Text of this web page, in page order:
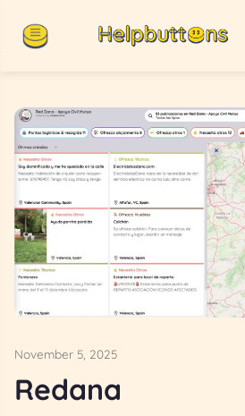
November 5, 2025
Redana